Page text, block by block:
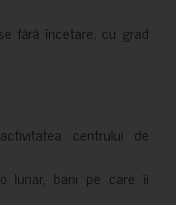
fără încetare, cu grad
centrului de
lunar, bani pe care îi